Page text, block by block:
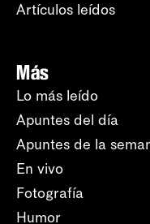
Artículos leídos
Más
Lo más leído
Apuntes del día
Apuntes de la
En vivo
Fotografía
Humor